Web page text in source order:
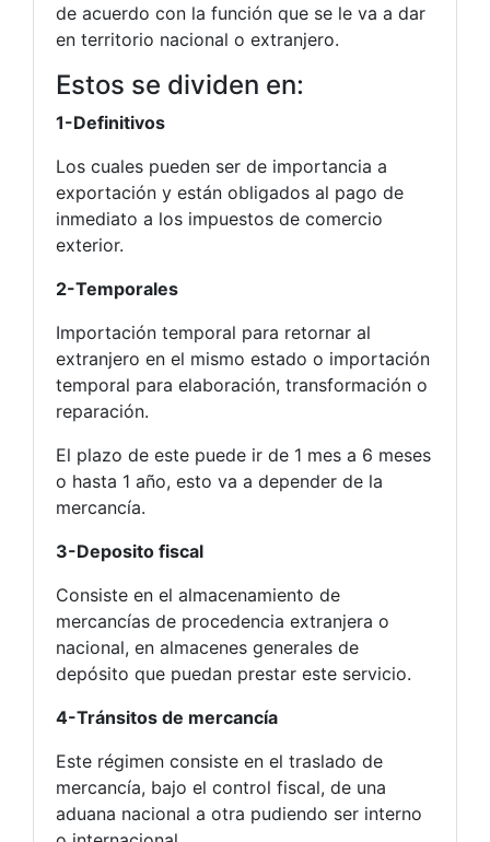
de acuerdo con la función que se le va a dar
en territorio nacional o extranjero.
Estos se dividen en:
1-Definitivos
Los cuales pueden ser de importancia a
exportación y están obligados al pago de
inmediato a los impuestos de comercio
exterior.
2-Temporales
Importación temporal para retornar al
extranjero en el mismo estado o importación
temporal para elaboración, transformación o
reparación.
El plazo de este puede ir de 1 mes a 6 meses
o hasta 1 año, esto va a depender de la
mercancía.
3-Deposito fiscal
Consiste en el almacenamiento de
mercancías de procedencia extranjera o
nacional, en almacenes generales de
depósito que puedan prestar este servicio.
4-Tránsitos de mercancía
Este régimen consiste en el traslado de
mercancía, bajo el control fiscal, de una
aduana nacional a otra pudiendo ser interno